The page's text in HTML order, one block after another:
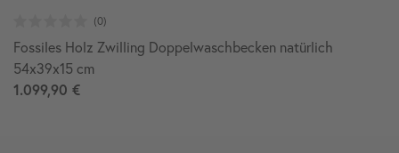
Fossiles Holz Zwilling Doppelwaschbecken natürlich
54x39x15 cm
1.099,90 €